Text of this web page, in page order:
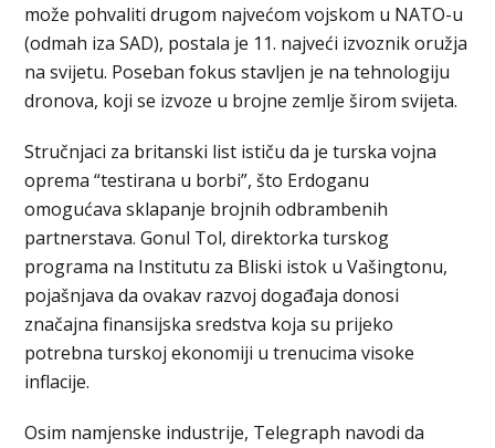
može pohvaliti drugom najvećom vojskom u NATO-u
(odmah iza SAD), postala je 11. najveći izvoznik oružja
na svijetu. Poseban fokus stavljen je na tehnologiju
dronova, koji se izvoze u brojne zemlje širom svijeta.
Stručnjaci za britanski list ističu da je turska vojna
oprema “testirana u borbi”, što Erdoganu
omogućava sklapanje brojnih odbrambenih
partnerstava. Gonul Tol, direktorka turskog
programa na Institutu za Bliski istok u Vašingtonu,
pojašnjava da ovakav razvoj događaja donosi
značajna finansijska sredstva koja su prijeko
potrebna turskoj ekonomiji u trenucima visoke
inflacije.
Osim namjenske industrije, Telegraph navodi da